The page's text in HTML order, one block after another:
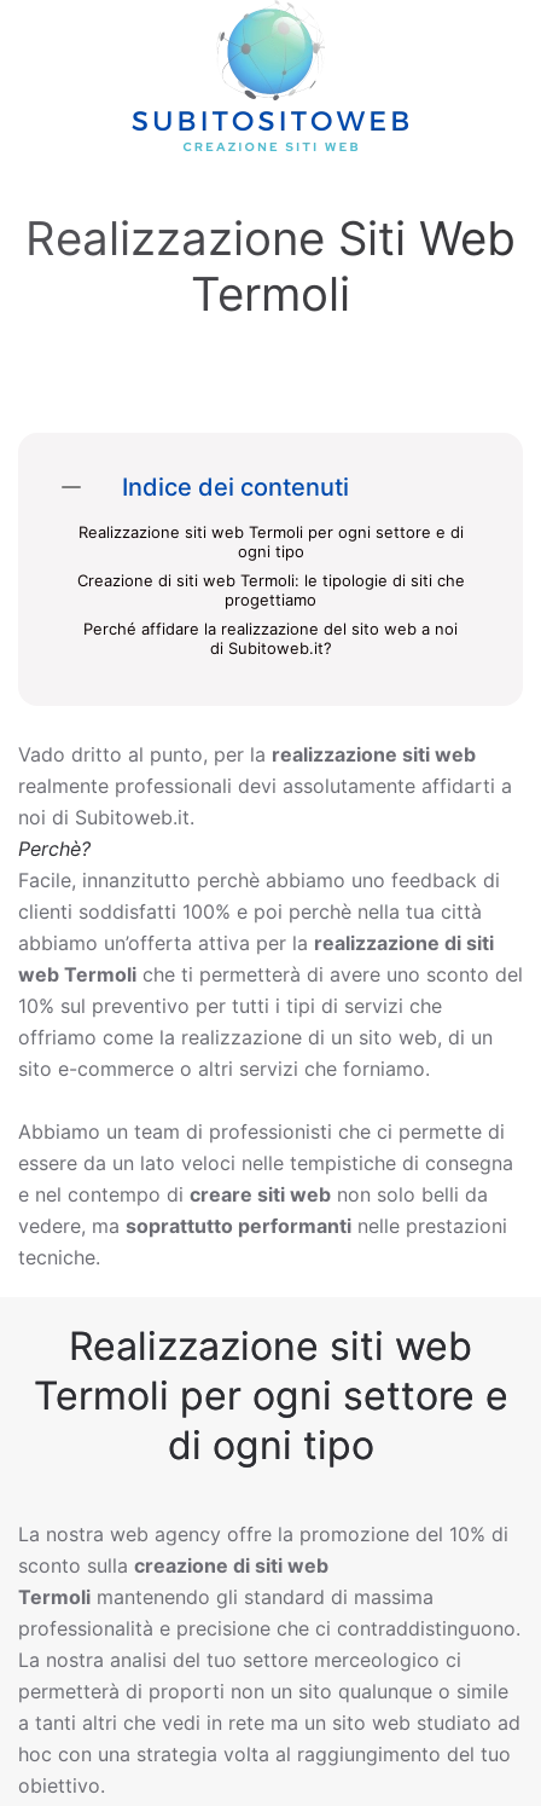
Skip to main content
Realizzazione Siti Web
Termoli
Indice dei contenuti
Realizzazione siti web Termoli per ogni settore e di
ogni tipo
Creazione di siti web Termoli: le tipologie di siti che
progettiamo
Perché affidare la realizzazione del sito web a noi
di Subitoweb.it?
Vado dritto al punto, per la realizzazione siti web
realmente professionali devi assolutamente affidarti a
noi di Subitoweb.it.
Perchè?
Facile, innanzitutto perchè abbiamo uno feedback di
clienti soddisfatti 100% e poi perchè nella tua città
abbiamo un’offerta attiva per la realizzazione di siti
web Termoli che ti permetterà di avere uno sconto del
10% sul preventivo per tutti i tipi di servizi che
offriamo come la realizzazione di un sito web, di un
sito e-commerce o altri servizi che forniamo.
Abbiamo un team di professionisti che ci permette di
essere da un lato veloci nelle tempistiche di consegna
e nel contempo di creare siti web non solo belli da
vedere, ma soprattutto performanti nelle prestazioni
tecniche.
Realizzazione siti web
Termoli per ogni settore e
di ogni tipo
La nostra web agency offre la promozione del 10% di
sconto sulla creazione di siti web
Termoli mantenendo gli standard di massima
professionalità e precisione che ci contraddistinguono.
La nostra analisi del tuo settore merceologico ci
permetterà di proporti non un sito qualunque o simile
a tanti altri che vedi in rete ma un sito web studiato ad
hoc con una strategia volta al raggiungimento del tuo
obiettivo.